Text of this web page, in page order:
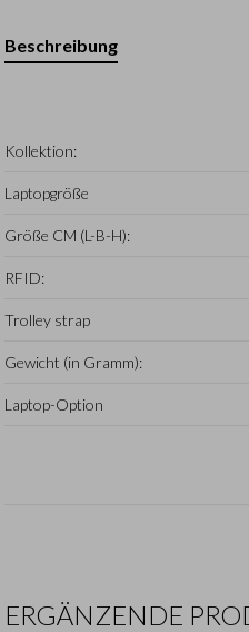
Beschreibung
Kollektion:
Laptopgröße
Größe CM (L-B-H):
RFID:
Trolley strap
Gewicht (in Gramm):
Laptop-Option
ERGÄNZENDE